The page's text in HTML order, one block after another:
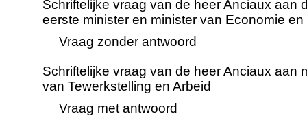
Schriftelijke vraag van de heer Anciaux aan
eerste minister en minister van Economie
Vraag zonder antwoord
Schriftelijke vraag van de heer Anciaux aan
van Tewerkstelling en Arbeid
Vraag met antwoord